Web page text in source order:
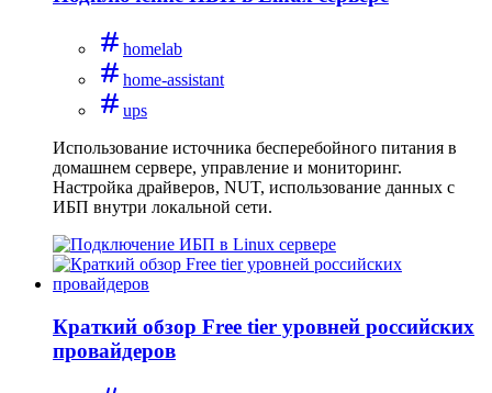
homelab
home-assistant
ups
Использование источника бесперебойного питания в
домашнем сервере, управление и мониторинг.
Настройка драйверов, NUT, использование данных с
ИБП внутри локальной сети.
Краткий обзор Free tier уровней российских
провайдеров